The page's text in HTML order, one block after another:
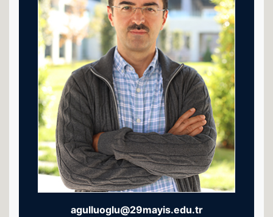
agulluoglu@29mayis.edu.tr